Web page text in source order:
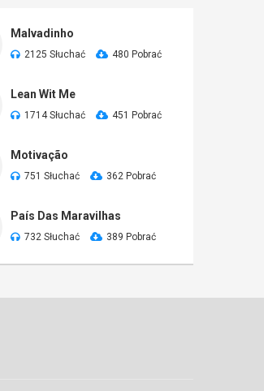
Malvadinho
2125 Słuchać 480 Pobrać
Lean Wit Me
1714 Słuchać 451 Pobrać
Motivação
751 Słuchać 362 Pobrać
País Das Maravilhas
732 Słuchać 389 Pobrać